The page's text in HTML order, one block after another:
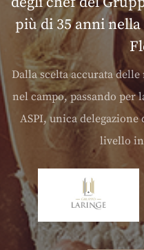
più di 35 anni
Dalla scelta accurata
nel campo, passando per
ASPI, unica
livello